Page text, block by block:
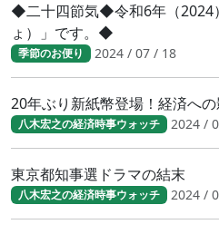
◆二十四節気◆令和6年（2024
ょ）」です。◆
季節のお便り 2024 / 07 / 18
20年ぶり新紙幣登場！経済への
八木宏之の経済時事ウォッチ 2024 /
東京都知事選ドラマの結末
八木宏之の経済時事ウォッチ 2024 /